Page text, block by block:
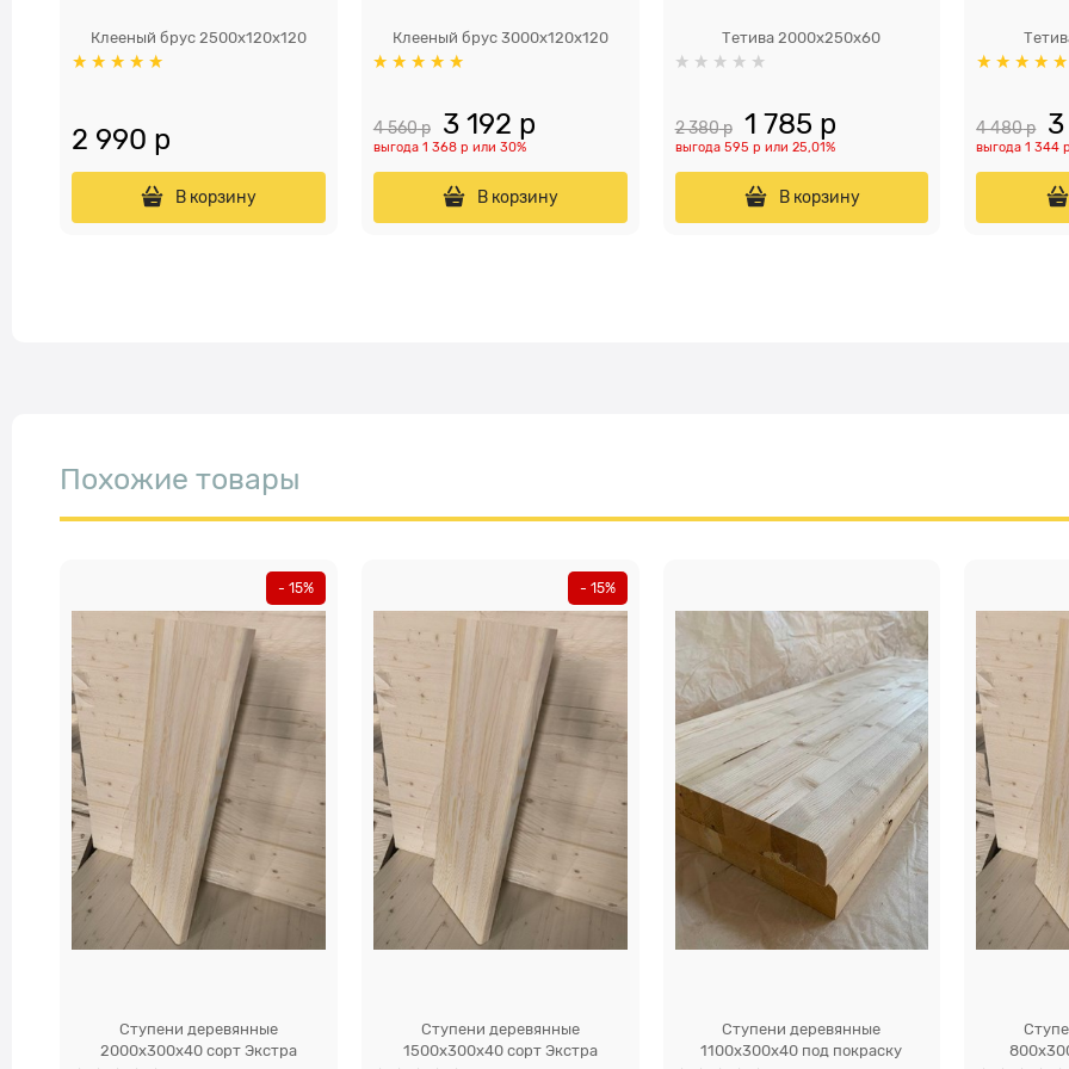
Клееный брус 2500х120x120
2 990 р
В корзину
Клееный брус 3000х120x120
4 560 р 3 192 р
выгода 1 368 р или 30%
В корзину
Тетива 2000x250x60
2 380 р 1 785 р
выгода 595 р или 25,01%
В корзину
4 480 р
выгода1 344 р
Похожие товары
Ступени деревянные
2000x300x40 сорт Экстра
- 15%
Ступени деревянные
1500x300x40 сорт Экстра
- 15%
Ступени деревянные
1100x300x40 под покраску